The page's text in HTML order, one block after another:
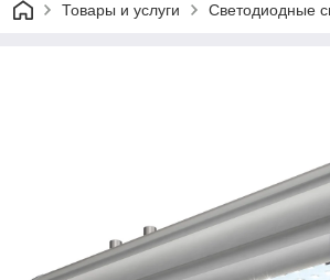
Товары и услуги Светодиодные